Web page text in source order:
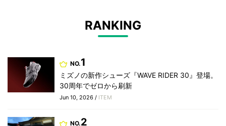
RANKING
NO.1
ミズノの新作シューズ『WAVE RIDER 30』登場。
30周年でゼロから刷新
Jun 10, 2026 / ITEM
NO.2